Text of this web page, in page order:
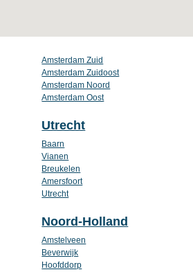
Amsterdam Zuid
Amsterdam Zuidoost
Amsterdam Noord
Amsterdam Oost
Utrecht
Baarn
Vianen
Breukelen
Amersfoort
Utrecht
Noord-Holland
Amstelveen
Beverwijk
Hoofddorp